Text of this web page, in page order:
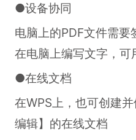
●设备协同
电脑上的PDF文件需要
在电脑上编写文字，可
●在线文档
在WPS上，也可创建
编辑】的在线文档